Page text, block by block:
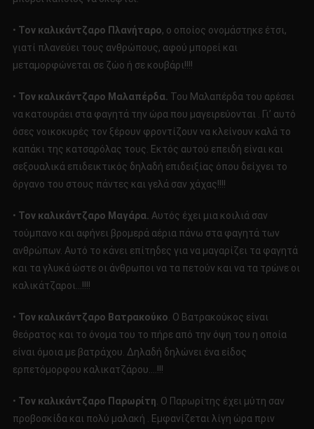
• Τον καλικάντζαρο Πλανήταρο, ο οποίος ονομάστηκε έτσι,
γιατί πλανεύει τους ανθρώπους, αφού μπορεί και
μεταμορφώνεται σε ζώο ή σε κουβάρι!!!!
• Τον καλικάντζαρο Μαλαπέρδα. Του Μαλαπέρδα του αρέσει
να κατουράει στα φαγητά την ώρα που μαγειρεύονται . Γι’ αυτό
όσες νοικοκυρές τον ξέρουν φροντίζουν να κλείνουν καλά το
καπάκι της κατσαρόλας τους. Εκτός αυτού επειδή είναι και
σεξουαλικά επιδεικτικός δηλαδή επιδειξίας όπου δείχνει το
όργανο του στους πάντες και γελά σαν χάχας!!!!
• Τον καλικάντζαρο Μαγάρα. Αυτός έχει μια κοιλιά σαν
τούμπανο και αφήνει βρομερά αέρια πάνω στα φαγητά των
ανθρώπων. Αυτό το κάνει επίτηδες για να μαγαρίζει τα φαγητά
και τα γλυκά ώστε οι άνθρωποι να τα πετούν και να τα τρώνε οι
καλικάτζαροι…!!!!
• Τον καλικάντζαρο Βατρακούκο . Ο Βατρακούκος είναι
θεόρατος και το όνομα του το πήρε από την όψη του η οποία
είναι όμοια με βατράχου. Δηλαδή δηλώνει ένα είδος
ερπετόμορφου καλικατζάρου….!!!
• Τον καλικάντζαρο Παρωρίτη . Ο Παρωρίτης έχει μύτη σαν
προβοσκίδα και πολύ μαλακή . Εμφανίζεται λίγη ώρα πριν